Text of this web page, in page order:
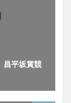
昌平坂賞競